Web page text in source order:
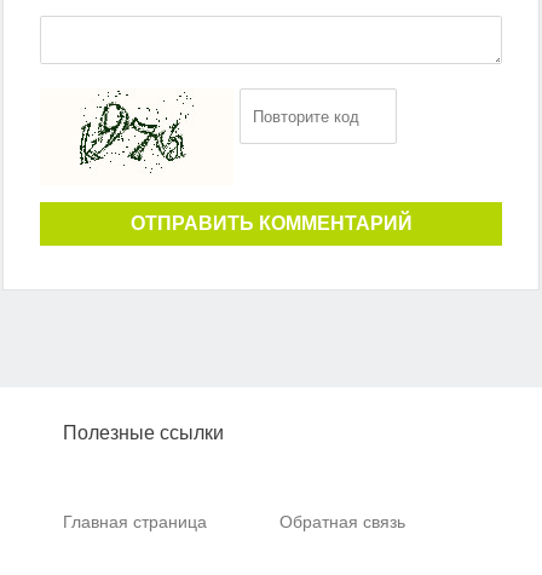
ОТПРАВИТЬ КОММЕНТАРИЙ
Полезные ссылки
Главная страница Обратная связь